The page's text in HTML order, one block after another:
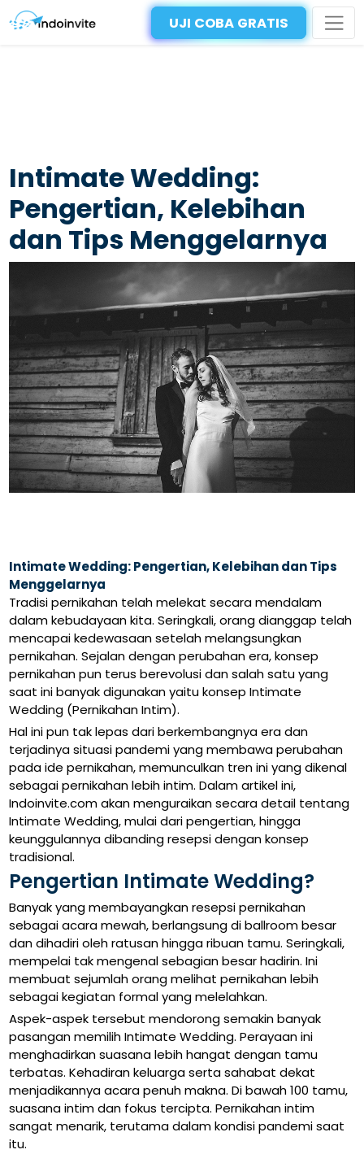
UJI COBA GRATIS
Intimate Wedding:
Pengertian, Kelebihan
dan Tips Menggelarnya
Intimate Wedding: Pengertian, Kelebihan dan Tips
Menggelarnya
Tradisi pernikahan telah melekat secara mendalam
dalam kebudayaan kita. Seringkali, orang dianggap telah
mencapai kedewasaan setelah melangsungkan
pernikahan. Sejalan dengan perubahan era, konsep
pernikahan pun terus berevolusi dan salah satu yang
saat ini banyak digunakan yaitu konsep Intimate
Wedding (Pernikahan Intim).
Hal ini pun tak lepas dari berkembangnya era dan
terjadinya situasi pandemi yang membawa perubahan
pada ide pernikahan, memunculkan tren ini yang dikenal
sebagai pernikahan lebih intim. Dalam artikel ini,
Indoinvite.com akan menguraikan secara detail tentang
Intimate Wedding, mulai dari pengertian, hingga
keunggulannya dibanding resepsi dengan konsep
tradisional.
Pengertian Intimate Wedding?
Banyak yang membayangkan resepsi pernikahan
sebagai acara mewah, berlangsung di ballroom besar
dan dihadiri oleh ratusan hingga ribuan tamu. Seringkali,
mempelai tak mengenal sebagian besar hadirin. Ini
membuat sejumlah orang melihat pernikahan lebih
sebagai kegiatan formal yang melelahkan.
Aspek-aspek tersebut mendorong semakin banyak
pasangan memilih Intimate Wedding. Perayaan ini
menghadirkan suasana lebih hangat dengan tamu
terbatas. Kehadiran keluarga serta sahabat dekat
menjadikannya acara penuh makna. Di bawah 100 tamu,
suasana intim dan fokus tercipta. Pernikahan intim
sangat menarik, terutama dalam kondisi pandemi saat
itu.